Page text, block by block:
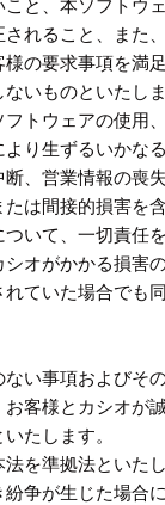
れること、また
の要求事項を満
いものといたしま
トウェアの使用
り生ずるいかな
、営業情報の喪
は間接的損害を
ついて、一切責任
シオがかかる損害
ていた場合でも同
い事項およびそ
客様とカシオが
たします。
を準拠法といたし
争が生じた場合